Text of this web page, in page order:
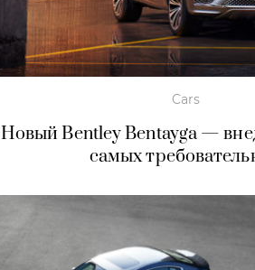
Cars
Новый Bentley Bentayga —
самых